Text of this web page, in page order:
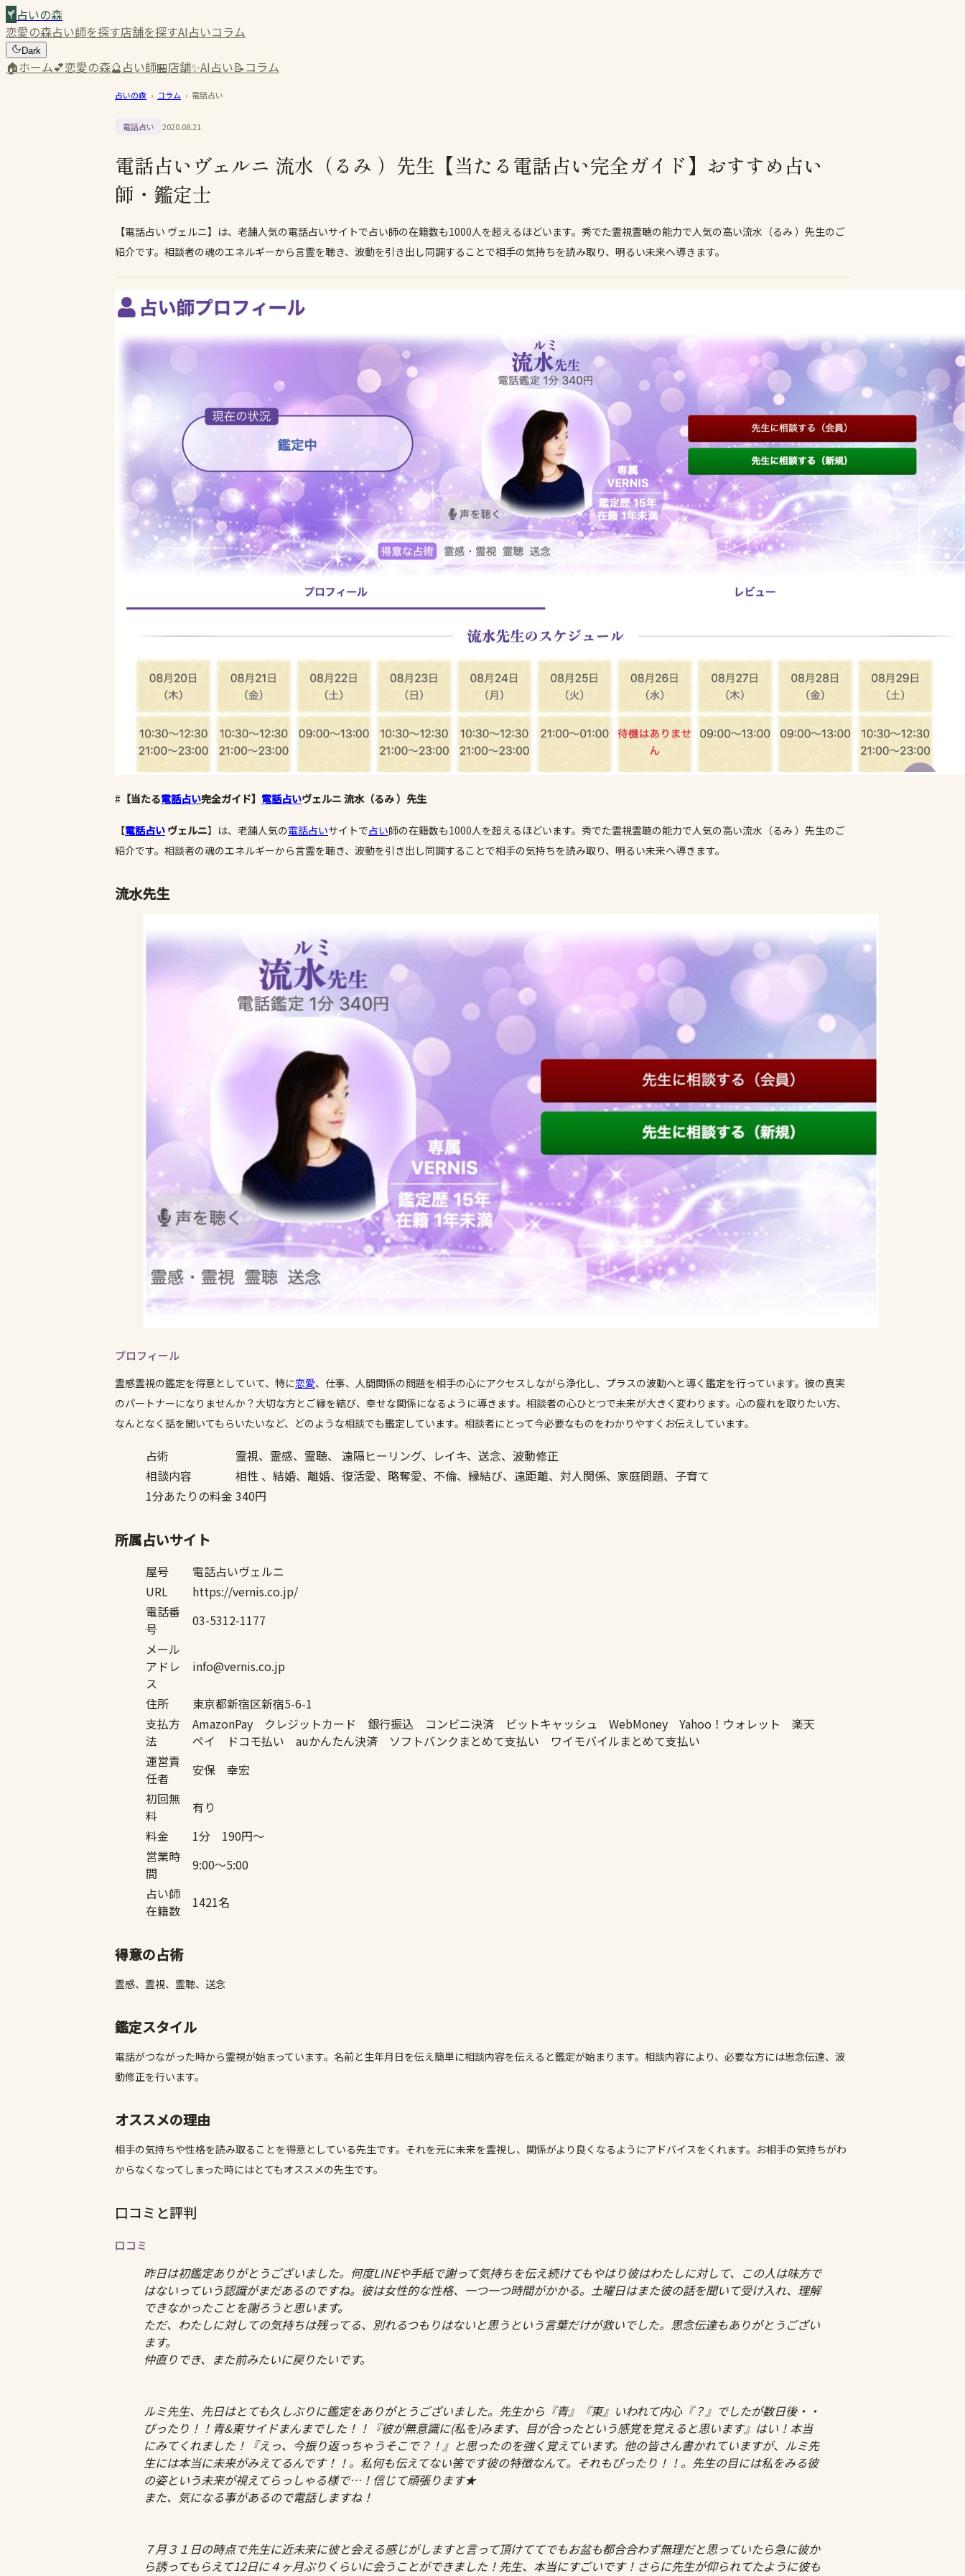
占いの森
恋愛の森占い師を探す店舗を探すAI占いコラム
Dark
🏠ホーム💕恋愛の森🔮占い師🏪店舗✨AI占い📝コラム
占いの森 › コラム › 電話占い
電話占い 2020.08.21
電話占いヴェルニ 流水（るみ ）先生【当たる電話占い完全ガイド】おすすめ占い
師・鑑定士
【電話占い ヴェルニ】は、老舗人気の電話占いサイトで占い師の在籍数も1000人を超えるほどいます。秀でた霊視霊聴の能力で人気の高い流水（るみ ）先生のご
紹介です。相談者の魂のエネルギーから言霊を聴き、波動を引き出し同調することで相手の気持ちを読み取り、明るい未来へ導きます。
# 【当たる電話占い完全ガイド】 電話占いヴェルニ 流水（るみ ）先生
【電話占い ヴェルニ】は、老舗人気の電話占いサイトで占い師の在籍数も1000人を超えるほどいます。秀でた霊視霊聴の能力で人気の高い流水（るみ ）先生のご
紹介です。相談者の魂のエネルギーから言霊を聴き、波動を引き出し同調することで相手の気持ちを読み取り、明るい未来へ導きます。
流水先生
プロフィール
霊感霊視の鑑定を得意としていて、特に恋愛、仕事、人間関係の問題を相手の心にアクセスしながら浄化し、プラスの波動へと導く鑑定を行っています。彼の真実
のパートナーになりませんか？大切な方とご縁を結び、幸せな関係になるように導きます。相談者の心ひとつで未来が大きく変わります。心の疲れを取りたい方、
なんとなく話を聞いてもらいたいなど、どのような相談でも鑑定しています。相談者にとって今必要なものをわかりやすくお伝えしています。
占術
霊視、霊感、霊聴、 遠隔ヒーリング、レイキ、送念、波動修正
相談内容
相性 、結婚、離婚、復活愛、略奪愛、不倫、縁結び、遠距離、対人関係、家庭問題、子育て
1分あたりの料金 340円
所属占いサイト
屋号
電話占いヴェルニ
URL
https://vernis.co.jp/
電話番
号
03-5312-1177
メール
アドレ
ス
info@vernis.co.jp
住所
東京都新宿区新宿5-6-1
支払方
法
AmazonPay クレジットカード 銀行振込 コンビニ決済 ビットキャッシュ WebMoney Yahoo！ウォレット 楽天
ペイ ドコモ払い auかんたん決済 ソフトバンクまとめて支払い ワイモバイルまとめて支払い
運営責
任者
安保 幸宏
初回無
料
有り
料金
1分 190円〜
営業時
間
9:00〜5:00
占い師
在籍数
1421名
得意の占術
霊感、霊視、霊聴、送念
鑑定スタイル
電話がつながった時から霊視が始まっています。名前と生年月日を伝え簡単に相談内容を伝えると鑑定が始まります。相談内容により、必要な方には思念伝達、波
動修正を行います。
オススメの理由
相手の気持ちや性格を読み取ることを得意としている先生です。それを元に未来を霊視し、関係がより良くなるようにアドバイスをくれます。お相手の気持ちがわ
からなくなってしまった時にはとてもオススメの先生です。
口コミと評判
口コミ
昨日は初鑑定ありがとうございました。何度LINEや手紙で謝って気持ちを伝え続けてもやはり彼はわたしに対して、この人は味方で
はないっていう認識がまだあるのですね。彼は女性的な性格、一つ一つ時間がかかる。土曜日はまた彼の話を聞いて受け入れ、理解
できなかったことを謝ろうと思います。
ただ、わたしに対しての気持ちは残ってる、別れるつもりはないと思うという言葉だけが救いでした。思念伝達もありがとうござい
ます。
仲直りでき、また前みたいに戻りたいです。
ルミ先生、先日はとても久しぶりに鑑定をありがとうございました。先生から『青』『東』いわれて内心『？』でしたが数日後・・
ぴったり！！青&東サイドまんまでした！！『彼が無意識に(私を)みます、目が合ったという感覚を覚えると思います』はい！本当
にみてくれました！『えっ、今振り返っちゃうそこで？！』と思ったのを強く覚えています。他の皆さん書かれていますが、ルミ先
生には本当に未来がみえてるんです！！。私何も伝えてない筈です彼の特徴なんて。それもぴったり！！。先生の目には私をみる彼
の姿という未来が視えてらっしゃる様で…！信じて頑張ります★
また、気になる事があるので電話しますね！
７月３１日の時点で先生に近未来に彼と会える感じがしますと言って頂けててでもお盆も都合合わず無理だと思っていたら急に彼か
ら誘ってもらえて12日に４ヶ月ぶりくらいに会うことができました！先生、本当にすごいです！さらに先生が仰られてたように彼も